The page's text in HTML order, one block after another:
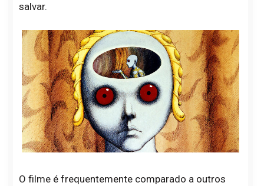
salvar.
O filme é frequentemente comparado a outros